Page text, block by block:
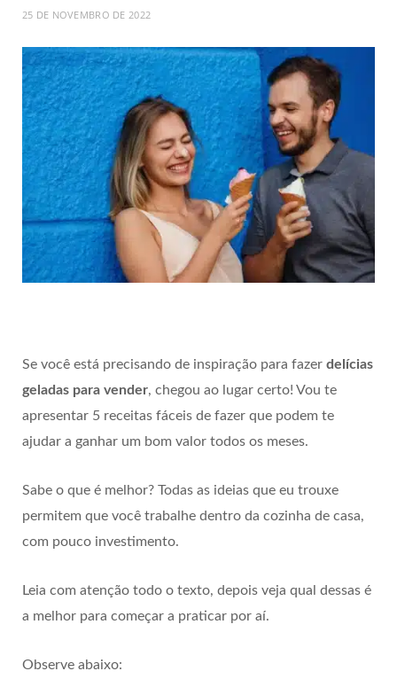
25 DE NOVEMBRO DE 2022
Se você está precisando de inspiração para fazer delícias
geladas para vender, chegou ao lugar certo! Vou te
apresentar 5 receitas fáceis de fazer que podem te
ajudar a ganhar um bom valor todos os meses.
Sabe o que é melhor? Todas as ideias que eu trouxe
permitem que você trabalhe dentro da cozinha de casa,
com pouco investimento.
Leia com atenção todo o texto, depois veja qual dessas é
a melhor para começar a praticar por aí.
Observe abaixo: